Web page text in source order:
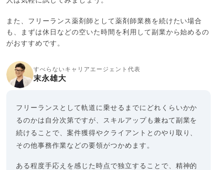
また、フリーランス薬剤師として薬剤師業務を続けたい場合
も、まずは休日などの空いた時間を利用して副業から始めるの
がおすすめです。
すべらないキャリアエージェント代表
末永雄大
フリーランスとして軌道に乗せるまでにどれくらいかか
るのかは自分次第ですが、スキルアップも兼ねて副業を
続けることで、案件獲得やクライアントとのやり取り、
その他事務作業などの要領がつかめます。
ある程度手応えを感じた時点で独立することで、精神的